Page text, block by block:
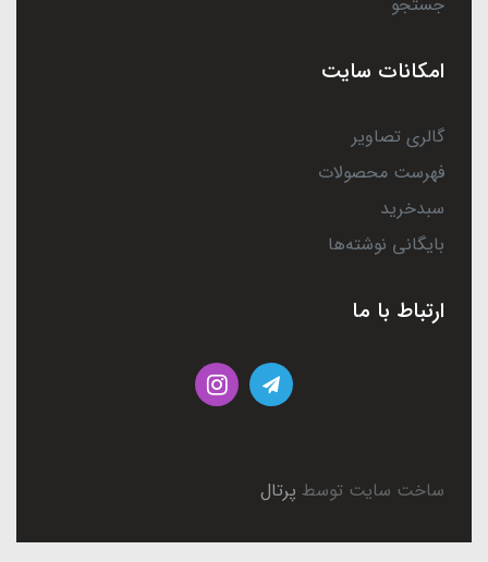
امکانات سایت
گالری تصاویر
فهرست محصولات
سبدخرید
بایگانی نوشته‌ها
ارتباط با ما
ساخت سایت توسط پرتال